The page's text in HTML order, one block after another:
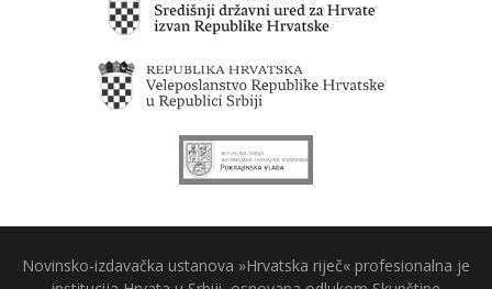
Novinsko-izdavačka ustanova »Hrvatska riječ« profesionalna je